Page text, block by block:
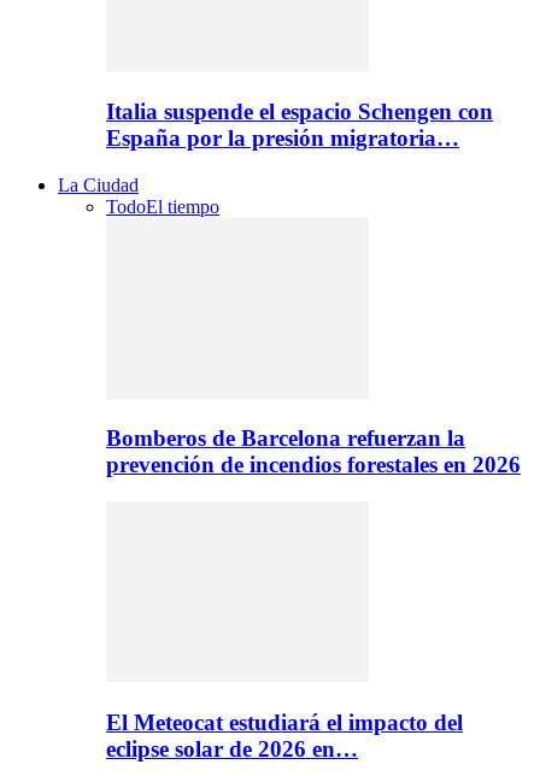
Italia suspende el espacio Schengen con
España por la presión migratoria…
La Ciudad
TodoEl tiempo
Bomberos de Barcelona refuerzan la
prevención de incendios forestales en 2026
El Meteocat estudiará el impacto del
eclipse solar de 2026 en…